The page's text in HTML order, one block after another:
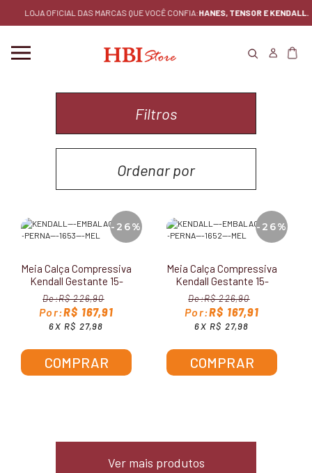
LOJA OFICIAL DAS MARCAS QUE VOCÊ CONFIA:HANES, TENSOR E KENDALL.
Filtros
Ordenar por
MAIOR PREÇO
LANÇAMENTOS
MAIS VENDIDOS
-26%
Meia Calça Compressiva
Kendall Gestante 15-
20mmHg 1653
R$ 226,90
R$ 167,91
6X R$ 27,98
COMPRAR
-26%
Meia Calça Compressiva
Kendall Gestante 15-
20mmHg sem Ponteira
1652
R$ 226,90
R$ 167,91
6X R$ 27,98
COMPRAR
Ver mais produtos